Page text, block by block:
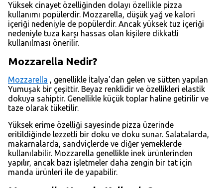
Yüksek cinayet özelliğinden dolayı özellikle pizza
kullanımı popülerdir. Mozzarella, düşük yağ ve kalori
içeriği nedeniyle de popülerdir. Ancak yüksek tuz içeriği
nedeniyle tuza karşı hassas olan kişilere dikkatli
kullanılması önerilir.
Mozzarella Nedir?
Mozzarella , genellikle İtalya'dan gelen ve sütten yapılan
Yumuşak bir çeşittir. Beyaz renklidir ve özellikleri elastik
dokuya sahiptir. Genellikle küçük toplar haline getirilir ve
taze olarak tüketilir.
Yüksek erime özelliği sayesinde pizza üzerinde
eritildiğinde lezzetli bir doku ve doku sunar. Salatalarda,
makarnalarda, sandviçlerde ve diğer yemeklerde
kullanılabilir. Mozzarella genellikle inek ürünlerinden
yapılır, ancak bazı işletmeler daha zengin bir tat için
manda ürünleri ile de yapabilir.